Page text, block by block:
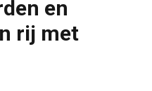
en
rij met